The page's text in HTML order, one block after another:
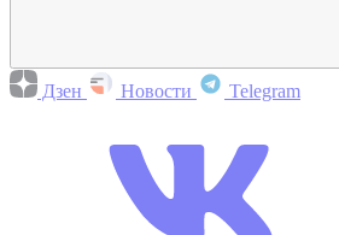
Дзен Новости Telegram